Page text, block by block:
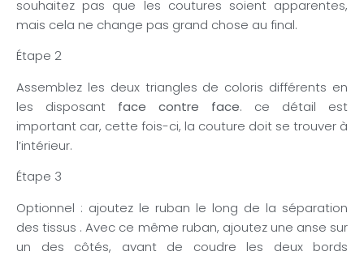
souhaitez pas que les coutures soient apparentes,
mais cela ne change pas grand chose au final.
Étape 2
Assemblez les deux triangles de coloris différents en
les disposant face contre face. ce détail est
important car, cette fois-ci, la couture doit se trouver à
l’intérieur.
Étape 3
Optionnel : ajoutez le ruban le long de la séparation
des tissus . Avec ce même ruban, ajoutez une anse sur
un des côtés, avant de coudre les deux bords